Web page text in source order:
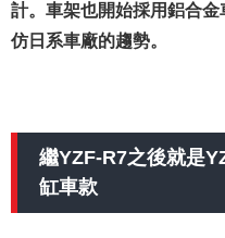
計。車架也開始採用鋁合
仿日系車廠的趨勢。
繼YZF-R7之後就是
缸車款